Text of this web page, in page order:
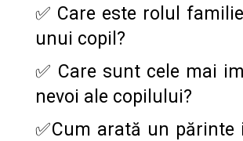
✅ Care este rolul
unui copil?
✅ Care sunt cele mai
nevoi ale copilului?
✅Cum arată un părinte